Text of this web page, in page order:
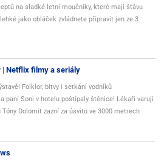
na sladké letní moučníky, které mají šťávu
jako obláček zvládnete připravit jen ze 3
Netflix filmy a seriály
Folklor, bitvy i setkání vodníků
paní Soni v hotelu poštípaly štěnice! Lékaři varují
Dolomit zazní za úsvitu ve 3000 metrech